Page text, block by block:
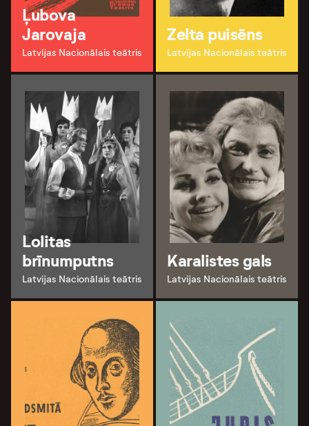
Ļubova
Jarovaja
Latvijas Nacionālais teātris
Zelta puisēns
Latvijas Nacionālais teātris
Lolitas
brīnumputns
Latvijas Nacionālais teātris
Karalistes gals
Latvijas Nacionālais teātris